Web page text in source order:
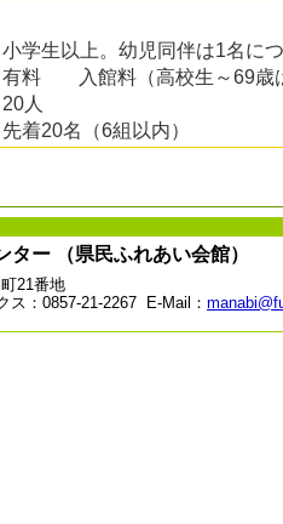
小学生以上。幼児同伴は1名に
有料
入館料（高校生～69歳
20人
先着20名（6組以内）
ー （県民ふれあい会館）
21番地
ス：0857-21-2267 E-Mail：